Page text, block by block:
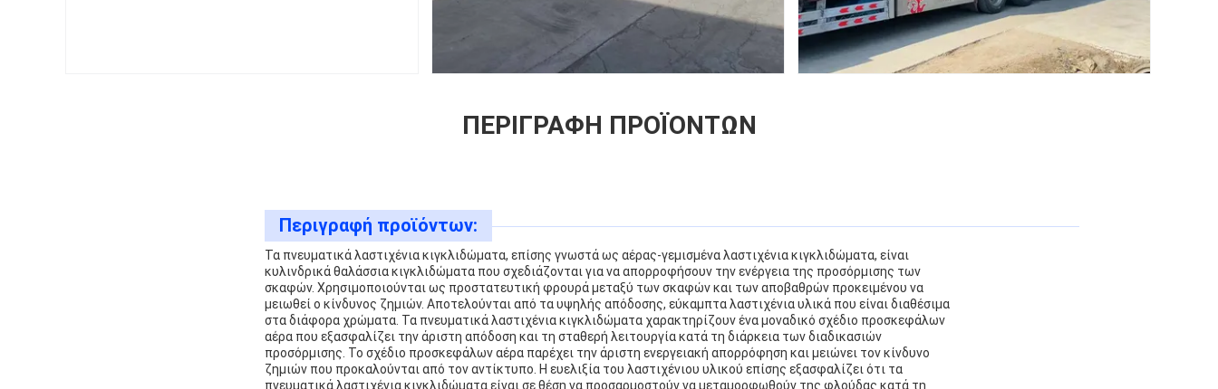
ΠΕΡΙΓΡΑΦΉ ΠΡΟΪΌΝΤΩΝ
Περιγραφή προϊόντων:
Τα πνευματικά λαστιχένια κιγκλιδώματα, επίσης γνωστά ως αέρας-γεμισμένα λαστιχένια κιγκλιδώματα, είναι
κυλινδρικά θαλάσσια κιγκλιδώματα που σχεδιάζονται για να απορροφήσουν την ενέργεια της προσόρμισης των
σκαφών. Χρησιμοποιούνται ως προστατευτική φρουρά μεταξύ των σκαφών και των αποβαθρών προκειμένου να
μειωθεί ο κίνδυνος ζημιών. Αποτελούνται από τα υψηλής απόδοσης, εύκαμπτα λαστιχένια υλικά που είναι διαθέσιμα
στα διάφορα χρώματα. Τα πνευματικά λαστιχένια κιγκλιδώματα χαρακτηρίζουν ένα μοναδικό σχέδιο προσκεφάλων
αέρα που εξασφαλίζει την άριστη απόδοση και τη σταθερή λειτουργία κατά τη διάρκεια των διαδικασιών
προσόρμισης. Το σχέδιο προσκεφάλων αέρα παρέχει την άριστη ενεργειακή απορρόφηση και μειώνει τον κίνδυνο
ζημιών που προκαλούνται από τον αντίκτυπο. Η ευελιξία του λαστιχένιου υλικού επίσης εξασφαλίζει ότι τα
πνευματικά λαστιχένια κιγκλιδώματα είναι σε θέση να προσαρμοστούν να μεταμορφωθούν της φλούδας κατά τη